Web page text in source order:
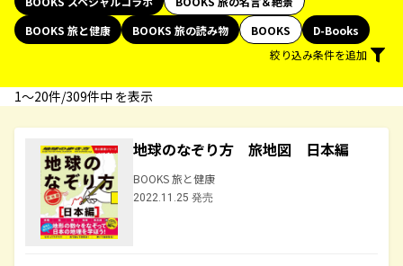
BOOKS 旅と健康
BOOKS 旅の読み物 BOOKS
D-Books
絞り込み条件を追加
1〜20件/309件中 を表示
地球のなぞり方 旅地図 日本編
BOOKS 旅と健康
2022.11.25 発売